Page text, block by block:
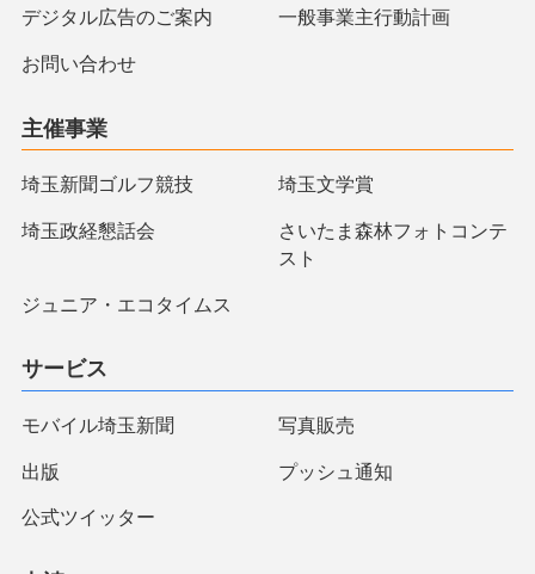
デジタル広告のご案内 一般事業主行動計画
お問い合わせ
主催事業
埼玉新聞ゴルフ競技 埼玉文学賞
埼玉政経懇話会
さいたま森林フォトコンテ
スト
ジュニア・エコタイムス
サービス
モバイル埼玉新聞 写真販売
出版 プッシュ通知
公式ツイッター